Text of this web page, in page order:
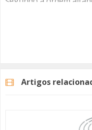
mensagem para o
Se quiser pode
Artigos